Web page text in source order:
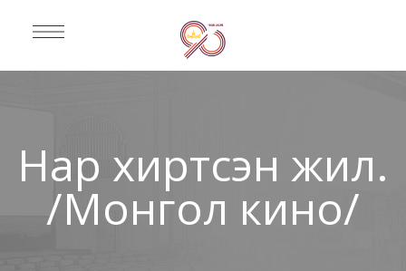
Нар хиртсэн жил.
/Монгол кино/